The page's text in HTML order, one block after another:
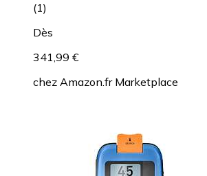
(1)
Dès
341,99 €
chez Amazon.fr Marketplace